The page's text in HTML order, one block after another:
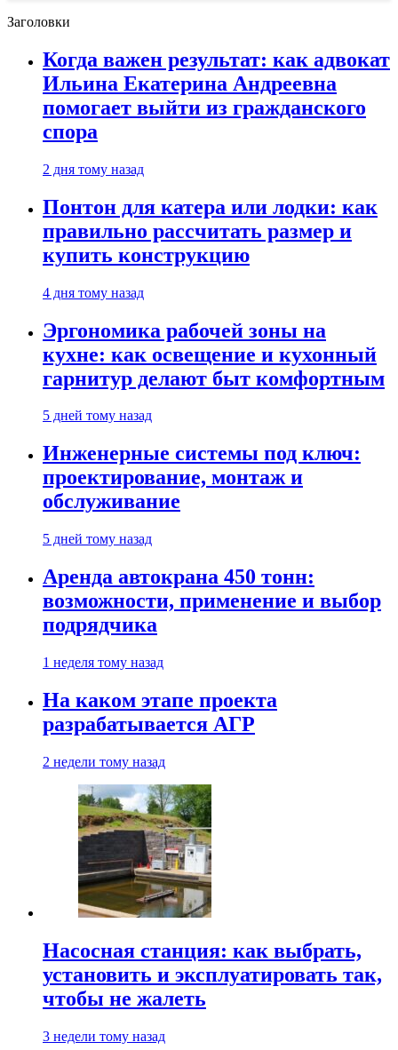
Заголовки
Когда важен результат: как адвокат
Ильина Екатерина Андреевна
помогает выйти из гражданского
спора
2 дня тому назад
Понтон для катера или лодки: как
правильно рассчитать размер и
купить конструкцию
4 дня тому назад
Эргономика рабочей зоны на
кухне: как освещение и кухонный
гарнитур делают быт комфортным
5 дней тому назад
Инженерные системы под ключ:
проектирование, монтаж и
обслуживание
5 дней тому назад
Аренда автокрана 450 тонн:
возможности, применение и выбор
подрядчика
1 неделя тому назад
На каком этапе проекта
разрабатывается АГР
2 недели тому назад
Насосная станция: как выбрать,
установить и эксплуатировать так,
чтобы не жалеть
3 недели тому назад